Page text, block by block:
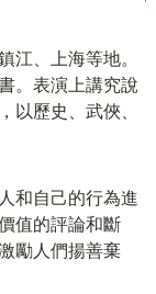
江、上海等地。
。表演上講究說
以歷史、武俠、
和自己的行為進
值的評論和斷
勵人們揚善棄